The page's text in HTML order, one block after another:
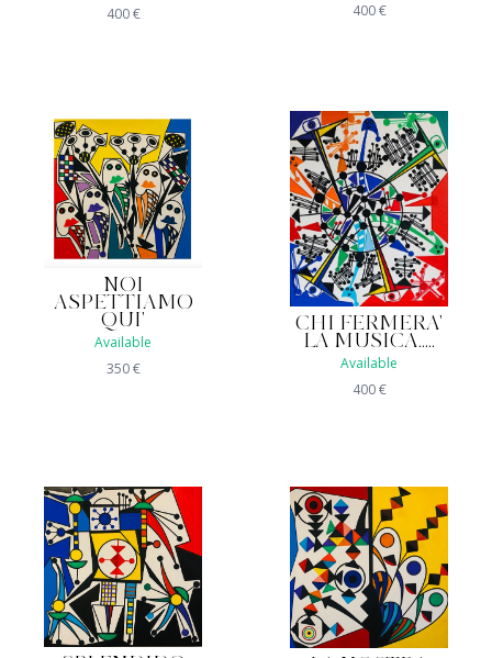
400€
400€
NOI
ASPETTIAMO
QUI'
Available
350€
CHI FERMERA'
LA MUSICA.....
Available
400€